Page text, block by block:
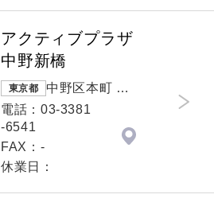
アクティブプラザ
中野新橋
東京都
中野区本町 本
町５－１７－
電話：03-3381
-6541
FAX：-
休業日：